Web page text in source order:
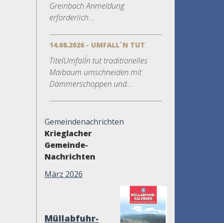
Greinbach Anmeldung
erforderlich...
14.08.2026 - UMFALL´N TUT
TitelUmfall´n tut traditionelles
Maibaum umschneiden mit
Dämmerschoppen und...
Gemeindenachrichten
Krieglacher
Gemeinde-
Nachrichten
März 2026